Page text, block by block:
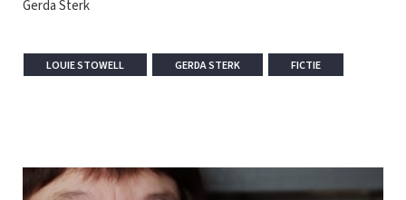
Gerda Sterk
LOUIE STOWELL GERDA STERK FICTIE